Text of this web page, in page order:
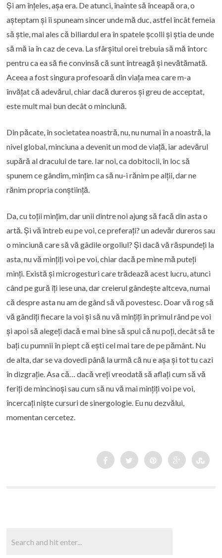
Și am înțeles, așa era. De atunci, înainte să înceapă ora, o
așteptam și îi spuneam sincer unde mă duc, astfel încât femeia
să știe, mai ales că biliardul era în spatele școlii și știa de unde
să mă ia în caz de ceva. La sfârșitul orei trebuia să mă întorc
pentru ca ea să fie convinsă că sunt întreagă și nevătămată.
Aceea a fost singura profesoară din viața mea care m-a
învățat că adevărul, chiar dacă dureros și greu de acceptat,
este mult mai bun decât o minciună.
Din păcate, în societatea noastră, nu, nu numai în a noastră, la
nivel global, minciuna a devenit un mod de viață, iar adevărul
supără al dracului de tare. Iar noi, ca dobitocii, în loc să
spunem ce gândim, mințim ca să nu-i rănim pe alții, dar ne
rănim propria conștiință.
Da, cu toții mințim, dar unii dintre noi ajung să facă din asta o
artă. Și vă întreb eu pe voi, ce preferați? un adevăr dureros sau
o minciună care să vă gâdile orgoliul? Și dacă vă răspundeți la
asta, nu vă mințiți voi pe voi, chiar dacă pe mine mă puteți
minți. Există și microgesturi care trădează acest lucru, atunci
când pe gură îți iese una, dar creierul gândește altceva, numai
că despre asta nu am de gând să vă povestesc. Doar vă rog să
vă gândiți fiecare la voi și să nu vă mințiți în primul rând pe voi
și apoi să alegeți dacă e mai bine să spui că nu poți, decât să te
bați cu pumnii în piept că ești cel mai tare de pe pământ. Nu
de alta, dar se va dovedi până la urmă că nu e așa și tot tu cazi
în dizgrație. Asa că… dacă vreți vreodată să aflați cum să vă
feriți de mincinoși sau cum să nu vă mai mințiți voi pe voi,
încercați niște cursuri de sinergologie. Eu nu dezvălui,
momentan cercetez.